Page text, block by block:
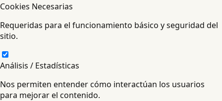
Cookies Necesarias
Requeridas para el funcionamiento básico y seguridad del
sitio.
Análisis / Estadísticas
Nos permiten entender cómo interactúan los usuarios
para mejorar el contenido.